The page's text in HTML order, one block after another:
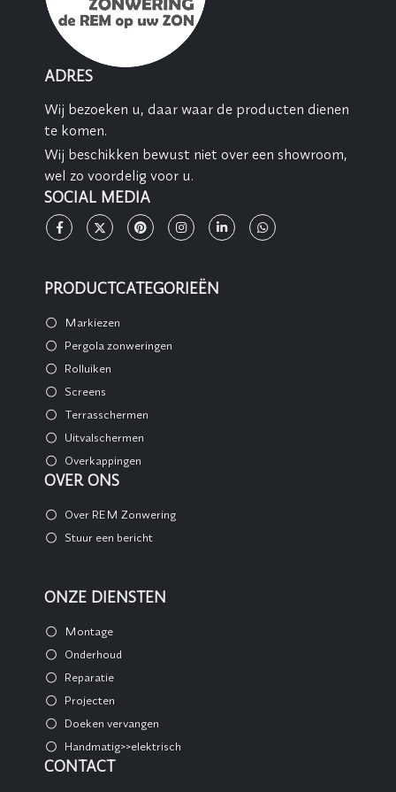
ADRES
Wij bezoeken u, daar waar de producten dienen
te komen.
Wij beschikken bewust niet over een showroom,
wel zo voordelig voor u.
SOCIAL MEDIA
PRODUCTCATEGORIEËN
Markiezen
Pergola zonweringen
Rolluiken
Screens
Terrasschermen
Uitvalschermen
Overkappingen
OVER ONS
Over REM Zonwering
Stuur een bericht
ONZE DIENSTEN
Montage
Onderhoud
Reparatie
Projecten
Doeken vervangen
Handmatig>>elektrisch
CONTACT